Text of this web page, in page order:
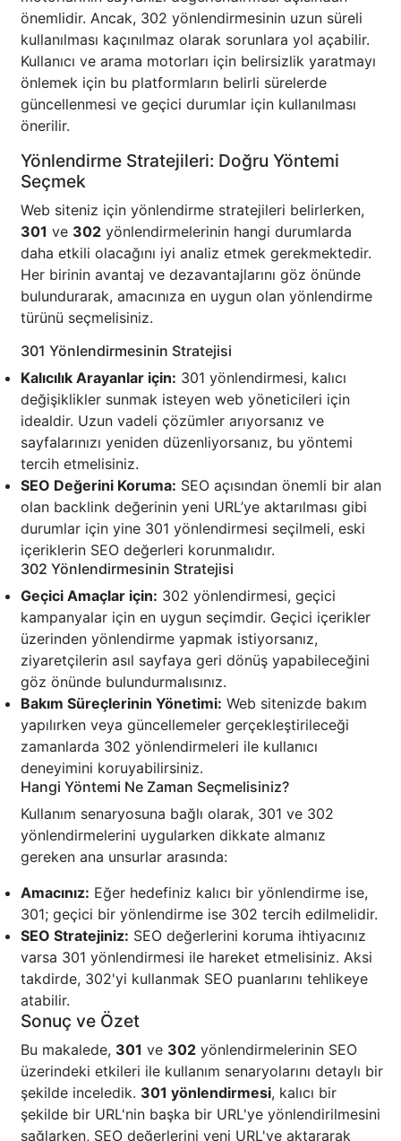
önemlidir. Ancak, 302 yönlendirmesinin uzun süreli
kullanılması kaçınılmaz olarak sorunlara yol açabilir.
Kullanıcı ve arama motorları için belirsizlik yaratmayı
önlemek için bu platformların belirli sürelerde
güncellenmesi ve geçici durumlar için kullanılması
önerilir.
Yönlendirme Stratejileri: Doğru Yöntemi
Seçmek
Web siteniz için yönlendirme stratejileri belirlerken,
301 ve 302 yönlendirmelerinin hangi durumlarda
daha etkili olacağını iyi analiz etmek gerekmektedir.
Her birinin avantaj ve dezavantajlarını göz önünde
bulundurarak, amacınıza en uygun olan yönlendirme
türünü seçmelisiniz.
301 Yönlendirmesinin Stratejisi
Kalıcılık Arayanlar için: 301 yönlendirmesi, kalıcı
değişiklikler sunmak isteyen web yöneticileri için
idealdir. Uzun vadeli çözümler arıyorsanız ve
sayfalarınızı yeniden düzenliyorsanız, bu yöntemi
tercih etmelisiniz.
SEO Değerini Koruma: SEO açısından önemli bir alan
olan backlink değerinin yeni URL’ye aktarılması gibi
durumlar için yine 301 yönlendirmesi seçilmeli, eski
içeriklerin SEO değerleri korunmalıdır.
302 Yönlendirmesinin Stratejisi
Geçici Amaçlar için: 302 yönlendirmesi, geçici
kampanyalar için en uygun seçimdir. Geçici içerikler
üzerinden yönlendirme yapmak istiyorsanız,
ziyaretçilerin asıl sayfaya geri dönüş yapabileceğini
göz önünde bulundurmalısınız.
Bakım Süreçlerinin Yönetimi: Web sitenizde bakım
yapılırken veya güncellemeler gerçekleştirileceği
zamanlarda 302 yönlendirmeleri ile kullanıcı
deneyimini koruyabilirsiniz.
Hangi Yöntemi Ne Zaman Seçmelisiniz?
Kullanım senaryosuna bağlı olarak, 301 ve 302
yönlendirmelerini uygularken dikkate almanız
gereken ana unsurlar arasında:
Amacınız: Eğer hedefiniz kalıcı bir yönlendirme ise,
301; geçici bir yönlendirme ise 302 tercih edilmelidir.
SEO Stratejiniz: SEO değerlerini koruma ihtiyacınız
varsa 301 yönlendirmesi ile hareket etmelisiniz. Aksi
takdirde, 302'yi kullanmak SEO puanlarını tehlikeye
atabilir.
Sonuç ve Özet
Bu makalede, 301 ve 302 yönlendirmelerinin SEO
üzerindeki etkileri ile kullanım senaryolarını detaylı bir
şekilde inceledik. 301 yönlendirmesi, kalıcı bir
şekilde bir URL'nin başka bir URL'ye yönlendirilmesini
sağlarken, SEO değerlerini yeni URL'ye aktararak